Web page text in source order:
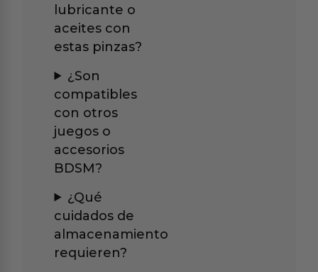
lubricante o
aceites con
estas pinzas?
¿Son
compatibles
con otros
juegos o
accesorios
BDSM?
¿Qué
cuidados de
almacenamiento
requieren?